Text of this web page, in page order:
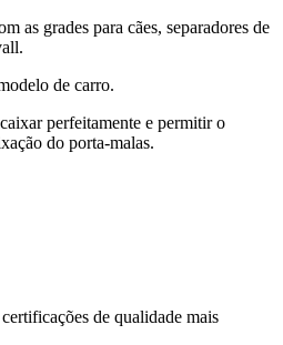
as grades para cães, separadores de
de carro.
perfeitamente e permitir o
do porta-malas.
de qualidade mais